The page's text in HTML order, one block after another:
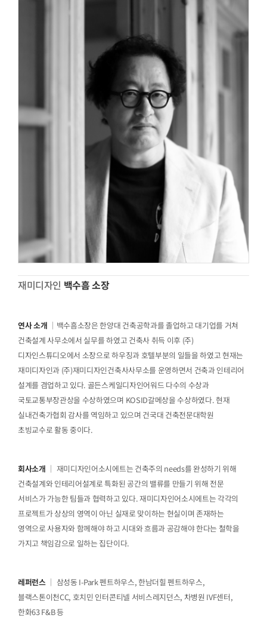
재미디자인 백수흠 소장
연사 소개 ｜백수흠소장은 한양대 건축공학과를 졸업하고 대기업를 거쳐
건축설계 사무소에서 실무를 하였고 건축사 취득 이후 (주)
디자인스튜디오에서 소장으로 하우징과 호텔부분의 일들을 하였고 현재는
재미디자인과 (주)재미디자인건축사사무소를 운영하면서 건축과 인테리어
설계를 겸업하고 있다. 골든스케일디자인어워드 다수의 수상과
국토교통부장관상을 수상하였으며 KOSID갈메상을 수상하였다. 현재
실내건축가협회 감사를 역임하고 있으며 건국대 건축전문대학원
초빙교수로 활동 중이다.
회사소개 ｜ 재미디자인어소시에트는 건축주의 needs를 완성하기 위해
건축설계와 인테리어설계로 특화된 공간의 밸류를 만들기 위해 전문
서비스가 가능한 팀들과 협력하고 있다. 재미디자인어소시에트는 각각의
프로젝트가 상상의 영역이 아닌 실재로 맞이하는 현실이며 존재하는
영역으로 사용자와 함께해야 하고 시대와 흐름과 공감해야 한다는 철학을
가지고 책임감으로 일하는 집단이다.
레퍼런스 ｜ 삼성동 I-Park 펜트하우스, 한남더힐 펜트하우스,
블랙스톤이천CC, 호치민 인터콘티넬 서비스레지던스, 차병원 IVF센터,
한화63 F&B 등